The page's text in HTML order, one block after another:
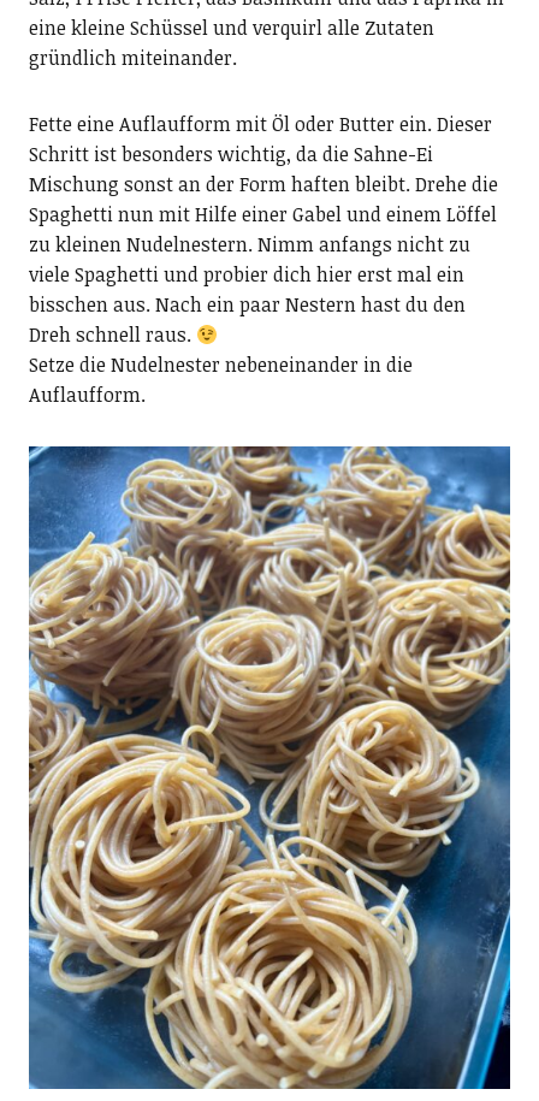
eine kleine Schüssel und verquirl alle Zutaten
gründlich miteinander.
Fette eine Auflaufform mit Öl oder Butter ein. Dieser
Schritt ist besonders wichtig, da die Sahne-Ei
Mischung sonst an der Form haften bleibt. Drehe die
Spaghetti nun mit Hilfe einer Gabel und einem Löffel
zu kleinen Nudelnestern. Nimm anfangs nicht zu
viele Spaghetti und probier dich hier erst mal ein
bisschen aus. Nach ein paar Nestern hast du den
Dreh schnell raus.
Setze die Nudelnester nebeneinander in die
Auflaufform.